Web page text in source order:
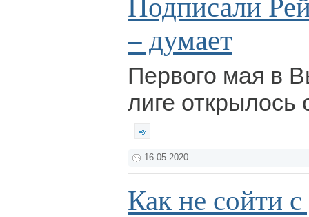
Подписали
– думает
Первого мая в
лиге открылось
16.05.2020
Как не сойти